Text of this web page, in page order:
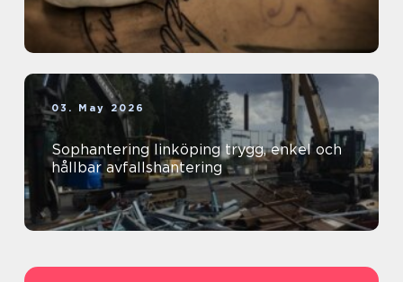
03. May 2026
Sophantering linköping trygg, enkel och
hållbar avfallshantering